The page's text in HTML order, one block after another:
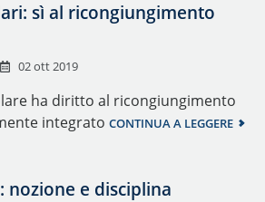
sì al ricongiungimento
02 ott 2019
ha diritto al ricongiungimento
integrato CONTINUA A LEGGERE
e disciplina